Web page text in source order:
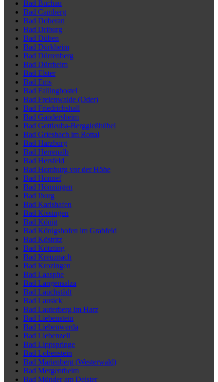
Bad Buchau
Bad Camberg
Bad Doberan
Bad Driburg
Bad Düben
Bad Dürkheim
Bad Dürrenberg
Bad Dürrheim
Bad Elster
Bad Ems
Bad Fallingbostel
Bad Freienwalde (Oder)
Bad Friedrichshall
Bad Gandersheim
Bad Gottleuba-Berggießhübel
Bad Griesbach im Rottal
Bad Harzburg
Bad Herrenalb
Bad Hersfeld
Bad Homburg vor der Höhe
Bad Honnef
Bad Hönningen
Bad Iburg
Bad Karlshafen
Bad Kissingen
Bad König
Bad Königshofen im Grabfeld
Bad Köstritz
Bad Kötzting
Bad Kreuznach
Bad Krozingen
Bad Laasphe
Bad Langensalza
Bad Lauchstädt
Bad Lausick
Bad Lauterberg im Harz
Bad Liebenstein
Bad Liebenwerda
Bad Liebenzell
Bad Lippspringe
Bad Lobenstein
Bad Marienberg (Westerwald)
Bad Mergentheim
Bad Münder am Deister